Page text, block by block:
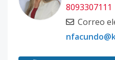
8093307111
Correo